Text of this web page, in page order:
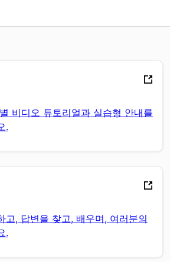
비디오 튜토리얼과 실습형 안내를
.
고, 답변을 찾고, 배우며, 여러분의
.